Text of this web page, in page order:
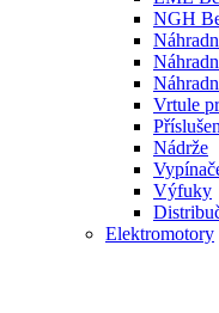
NGH
Vrtule
Nádrže
Výfuky
Elektromotory